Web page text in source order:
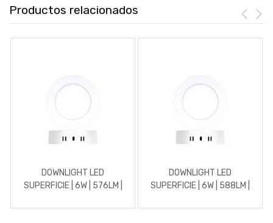
Productos relacionados
DOWNLIGHT LED
SUPERFICIE | 6W | 576LM |
BLANCO
DOWNLIGHT LED
SUPERFICIE | 6W | 588LM |
BLANCO